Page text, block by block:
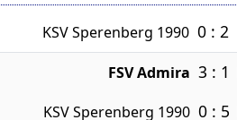
KSV Sperenberg 1990 0 : 2
FSV Admira 3 : 1
KSV Sperenberg 1990 0 : 5